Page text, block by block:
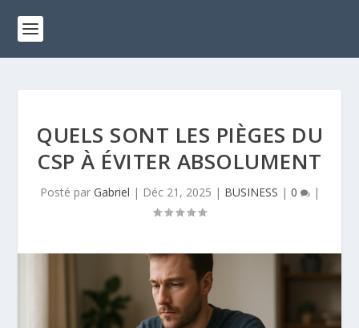
QUELS SONT LES PIÈGES DU
CSP À ÉVITER ABSOLUMENT
Posté par Gabriel | Déc 21, 2025 | BUSINESS | 0 |